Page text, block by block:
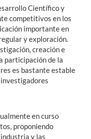
Científico y
competitivos en los
importante en
y exploración.
creación e
participación de la
es bastante estable
en curso
proponiendo
y las